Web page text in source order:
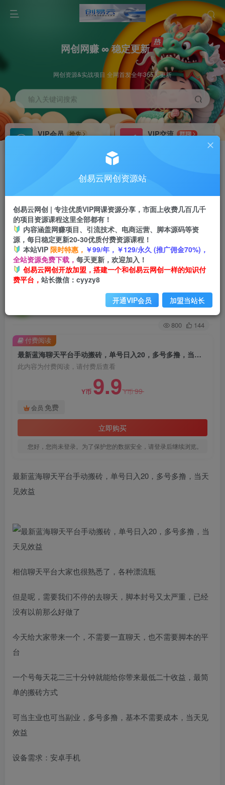
网创网赚 ∞ 稳定更新
网创资源&实战项目 全网首发全年365天更新
输入关键词搜索
VIP会员
抢先
VIP交流
群聊
研究探讨更多创业项目路子。
会员专属推广链接
挂机 项目
脚本卡密
APP下载
GO
首页 创业课程 会员免费 正文
最新蓝海聊天平台手动搬砖，单号日入20，多号多
撸，当天见效益
关注
800 144
最新蓝海聊天平台手动搬砖，单号日入20，多号多撸，当天见效益
此内容为付费阅读，请付费后查看
Y币 9.9Y币99
会员 免费
立即购买
您好，您尚未登录。为了保护您的数据安全，请登录后继续浏览。
付费阅读
最新蓝海聊天平台手动搬砖，单号日入20，多号多撸，当天
见效益
相信聊天平台大家也很熟悉了，各种漂流瓶
但是呢，需要我们不停的去聊天，脚本封号又太严重，已经
没有以前那么好做了
今天给大家带来一个，不需要一直聊天，也不需要脚本的平
台
一个号每天花二三十分钟就能给你带来最低二十收益，最简
单的搬砖方式
可当主业也可当副业，多号多撸，基本不需要成本，当天见
效益
设备需求：安卓手机
创易云网创资源站
创易云网创 | 专注优质VIP网课资源分享，市面上收费几百几千
的项目资源课程这里全部都有！
内容涵盖网赚项目、引流技术、电商运营、脚本源码等资
源，每日稳定更新20-30优质付费资源课程！
本站VIP 限时特惠， ￥99/年，￥129/永久 (推广佣金70%)，
全站资源免费下载， 每天更新，欢迎加入！
创易云网创开放加盟，搭建一个和创易云网创一样的知识付
费平台， 站长微信：cyyzy8
开通VIP会员 加盟当站长